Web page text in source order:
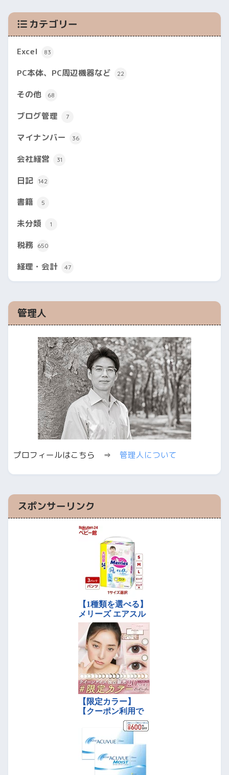
カテゴリー
Excel 83
PC本体、PC周辺機器など 22
その他 68
ブログ管理 7
マイナンバー 36
会社経営 31
日記 142
書籍 5
未分類 1
税務 650
経理・会計 47
管理人
プロフィールはこちら ⇒ 管理人について
スポンサーリンク